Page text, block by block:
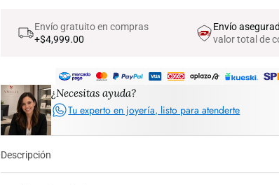
Envío gratuito en compras
+$4,999.00
Envío
valor total de
¿Necesitas ayuda?
Tu experto en joyería, listo para atenderte
Descripción